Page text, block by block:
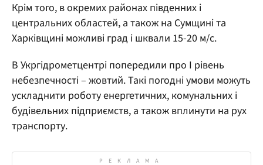
Крім того, в окремих районах південних і
центральних областей, а також на Сумщині та
Харківщині можливі град і шквали 15-20 м/с.
В Укргідрометцентрі попередили про І рівень
небезпечності – жовтий. Такі погодні умови можуть
ускладнити роботу енергетичних, комунальних і
будівельних підприємств, а також вплинути на рух
транспорту.